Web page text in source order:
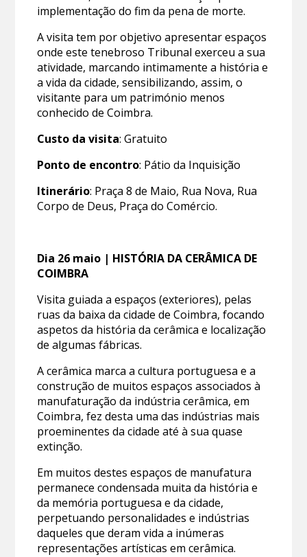
implementação do fim da pena de morte.
A visita tem por objetivo apresentar espaços
onde este tenebroso Tribunal exerceu a sua
atividade, marcando intimamente a história e
a vida da cidade, sensibilizando, assim, o
visitante para um património menos
conhecido de Coimbra.
Custo da visita: Gratuito
Ponto de encontro: Pátio da Inquisição
Itinerário: Praça 8 de Maio, Rua Nova, Rua
Corpo de Deus, Praça do Comércio.
Dia 26 maio | HISTÓRIA DA CERÂMICA DE
COIMBRA
Visita guiada a espaços (exteriores), pelas
ruas da baixa da cidade de Coimbra, focando
aspetos da história da cerâmica e localização
de algumas fábricas.
A cerâmica marca a cultura portuguesa e a
construção de muitos espaços associados à
manufaturação da indústria cerâmica, em
Coimbra, fez desta uma das indústrias mais
proeminentes da cidade até à sua quase
extinção.
Em muitos destes espaços de manufatura
permanece condensada muita da história e
da memória portuguesa e da cidade,
perpetuando personalidades e indústrias
daqueles que deram vida a inúmeras
representações artísticas em cerâmica.